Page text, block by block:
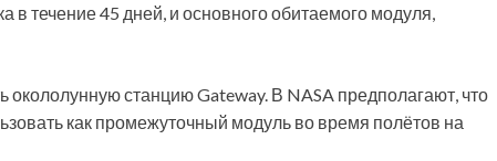
в течение 45 дней, и основного обитаемого модуля,
станцию Gateway. В NASA предполагают, что
как промежуточный модуль во время полётов на